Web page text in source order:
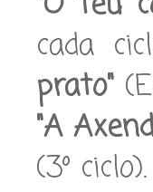
cada
prato"
"A
(3º ciclo).